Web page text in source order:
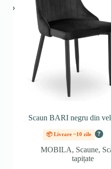
Scaun BARI negru din
📦 Livrare ~10 zile ?
MOBILA, Scaune,
tapițate